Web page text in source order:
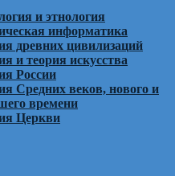
и этнология
информатика
древних цивилизаций
и теория искусства
России
Средних веков, нового и
времени
Церкви